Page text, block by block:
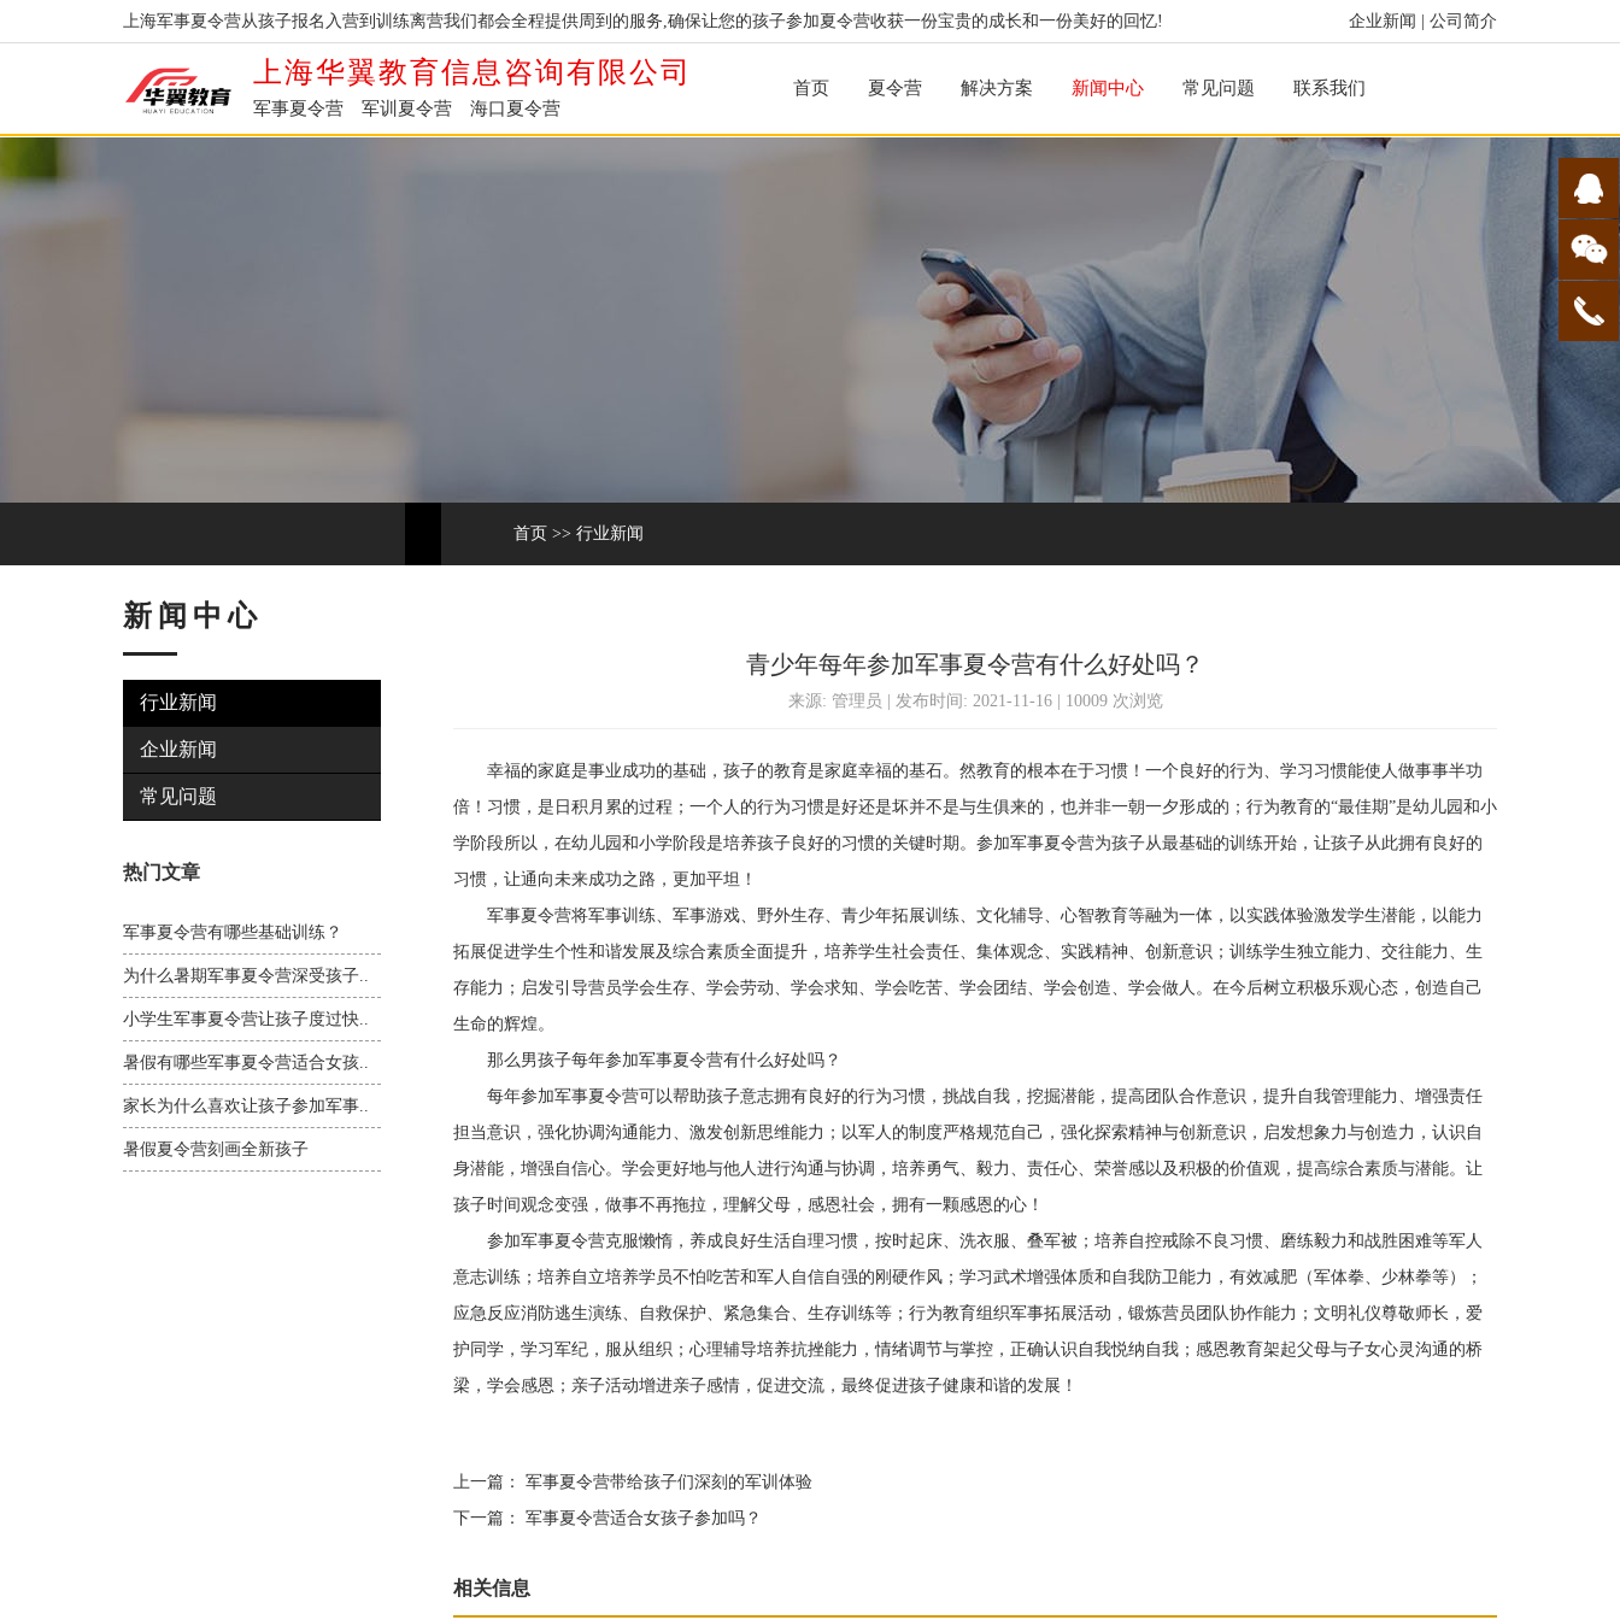
企业新闻 公司简介
上海军事夏令营从孩子报名入营到训练离营我们都会全程提供周到的服务,确保让您的孩子参加夏令营收获一份宝贵的成长和一份美好的回忆!
上海华翼教育信息咨询有限公司
军事夏令营 军训夏令营 海口夏令营
首页 夏令营 解决方案 新闻中心 常见问题 联系我们
首页 >> 行业新闻
新闻中心
行业新闻
企业新闻
常见问题
热门文章
军事夏令营有哪些基础训练？
为什么暑期军事夏令营深受孩子..
小学生军事夏令营让孩子度过快..
暑假有哪些军事夏令营适合女孩..
家长为什么喜欢让孩子参加军事..
暑假夏令营刻画全新孩子
青少年每年参加军事夏令营有什么好处吗？
来源: 管理员 | 发布时间: 2021-11-16 | 10009 次浏览
幸福的家庭是事业成功的基础，孩子的教育是家庭幸福的基石。然教育的根本在于习惯！一个良好的行为、学习习惯能使人做事事半功
倍！习惯，是日积月累的过程；一个人的行为习惯是好还是坏并不是与生俱来的，也并非一朝一夕形成的；行为教育的“最佳期”是幼儿园和小
学阶段所以，在幼儿园和小学阶段是培养孩子良好的习惯的关键时期。参加军事夏令营为孩子从最基础的训练开始，让孩子从此拥有良好的
习惯，让通向未来成功之路，更加平坦！
军事夏令营将军事训练、军事游戏、野外生存、青少年拓展训练、文化辅导、心智教育等融为一体，以实践体验激发学生潜能，以能力
拓展促进学生个性和谐发展及综合素质全面提升，培养学生社会责任、集体观念、实践精神、创新意识；训练学生独立能力、交往能力、生
存能力；启发引导营员学会生存、学会劳动、学会求知、学会吃苦、学会团结、学会创造、学会做人。在今后树立积极乐观心态，创造自己
生命的辉煌。
那么男孩子每年参加军事夏令营有什么好处吗？
每年参加军事夏令营可以帮助孩子意志拥有良好的行为习惯，挑战自我，挖掘潜能，提高团队合作意识，提升自我管理能力、增强责任
担当意识，强化协调沟通能力、激发创新思维能力；以军人的制度严格规范自己，强化探索精神与创新意识，启发想象力与创造力，认识自
身潜能，增强自信心。学会更好地与他人进行沟通与协调，培养勇气、毅力、责任心、荣誉感以及积极的价值观，提高综合素质与潜能。让
孩子时间观念变强，做事不再拖拉，理解父母，感恩社会，拥有一颗感恩的心！
参加军事夏令营克服懒惰，养成良好生活自理习惯，按时起床、洗衣服、叠军被；培养自控戒除不良习惯、磨练毅力和战胜困难等军人
意志训练；培养自立培养学员不怕吃苦和军人自信自强的刚硬作风；学习武术增强体质和自我防卫能力，有效减肥（军体拳、少林拳等）；
应急反应消防逃生演练、自救保护、紧急集合、生存训练等；行为教育组织军事拓展活动，锻炼营员团队协作能力；文明礼仪尊敬师长，爱
护同学，学习军纪，服从组织；心理辅导培养抗挫能力，情绪调节与掌控，正确认识自我悦纳自我；感恩教育架起父母与子女心灵沟通的桥
梁，学会感恩；亲子活动增进亲子感情，促进交流，最终促进孩子健康和谐的发展！
上一篇：
军事夏令营带给孩子们深刻的军训体验
下一篇：
军事夏令营适合女孩子参加吗？
相关信息